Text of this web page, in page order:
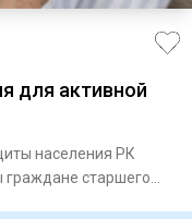
для активной
населения РК
граждане старшего